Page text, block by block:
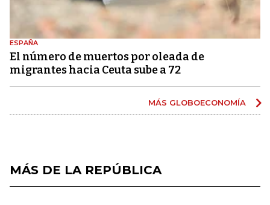
ESPAÑA
El número de muertos por oleada de
migrantes hacia Ceuta sube a 72
MÁS GLOBOECONOMÍA
MÁS DE LA REPÚBLICA